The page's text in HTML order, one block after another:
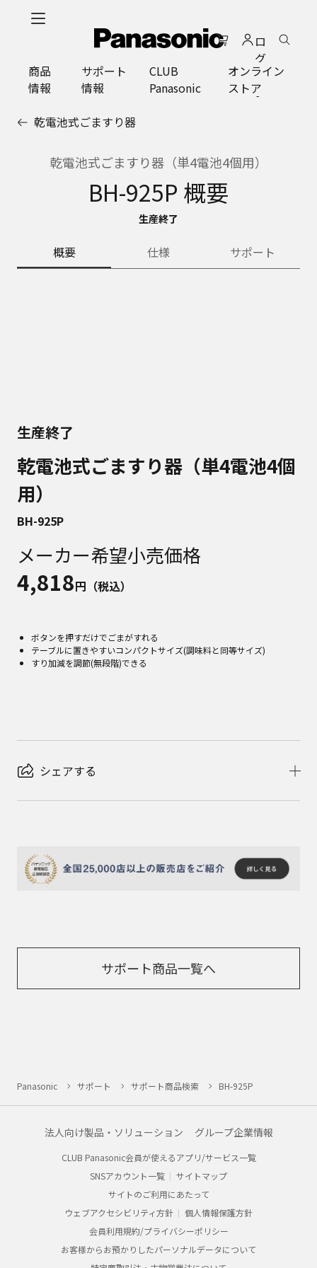
ロ
グ
イ
ン
商品
情報
サポート
情報
CLUB
Panasonic
オンライン
ストア
乾電池式ごますり器
乾電池式ごますり器（単4電池4個用）
BH-925P 概要
生産終了
概要 仕様 サポート
生産終了
乾電池式ごますり器（単4電池4個
用）
BH-925P
メーカー希望小売価格
4,818円（税込）
ボタンを押すだけでごまがすれる
テーブルに置きやすいコンパクトサイズ(調味料と同等サイズ)
すり加減を調節(無段階)できる
シェアする
サポート商品一覧へ
Panasonic サポート サポート商品検索 BH-925P
法人向け製品・ソリューション グループ企業情報
CLUB Panasonic会員が使えるアプリ/サービス一覧
SNSアカウント一覧
サイトマップ
サイトのご利用にあたって
ウェブアクセシビリティ方針
個人情報保護方針
会員利用規約/プライバシーポリシー
お客様からお預かりしたパーソナルデータについて